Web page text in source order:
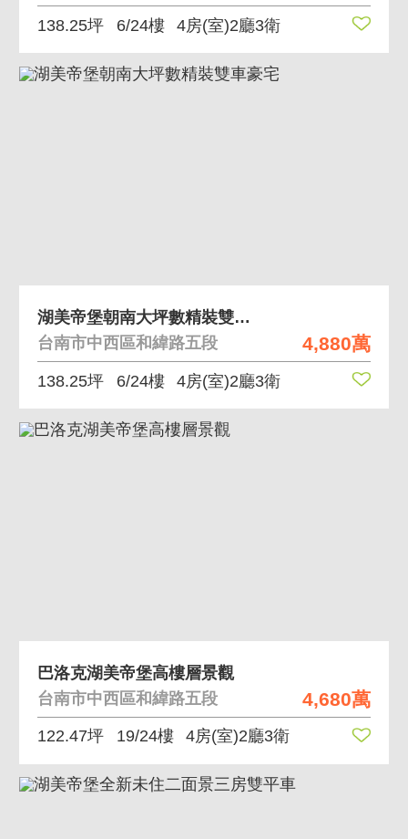
138.25坪 6/24樓 4房(室)2廳3衛
4,880萬
湖美帝堡朝南大坪數精裝雙車豪宅
台南市中西區和緯路五段
138.25坪 6/24樓 4房(室)2廳3衛
4,680萬
巴洛克湖美帝堡高樓層景觀
台南市中西區和緯路五段
122.47坪 19/24樓 4房(室)2廳3衛